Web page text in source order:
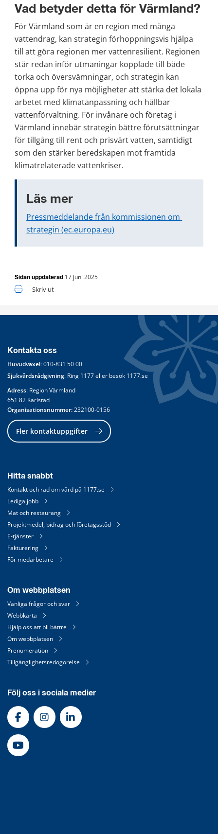
Vad betyder detta för Värmland?
För Värmland som är en region med många
vattendrag, kan strategin förhoppningsvis hjälpa
till att göra regionen mer vattenresilient. Regionen
står redan inför utmaningar kopplade till både
torka och översvämningar, och strategin kan
öppna upp för nya möjligheter att stärka det lokala
arbetet med klimatanpassning och hållbar
vattenförvaltning. För invånare och företag i
Värmland innebär strategin bättre förutsättningar
för tillgång till rent och prisvärt vatten, samtidigt
som den stärker beredskapen mot framtida
klimatrelaterade vattenkriser.
Läs mer
Pressmeddelande från kommissionen om
strategin (ec.europa.eu)
Sidan uppdaterad 17 juni 2025
Skriv ut
Kontakta oss
Huvudväxel: 010-831 50 00
Sjukvårdsrådgivning: Ring 1177 eller besök 1177.se
Adress: Region Värmland
651 82 Karlstad
Organisationsnummer: 232100-0156
Fler kontaktuppgifter
Hitta snabbt
Kontakt och råd om vård på 1177.se
Lediga jobb
Mat och restaurang
Projektmedel, bidrag och företagsstöd
E-tjänster
Fakturering
För medarbetare
Om webbplatsen
Vanliga frågor och svar
Webbkarta
Hjälp oss att bli bättre
Om webbplatsen
Prenumeration
Tillgänglighetsredogörelse
Följ oss i sociala medier